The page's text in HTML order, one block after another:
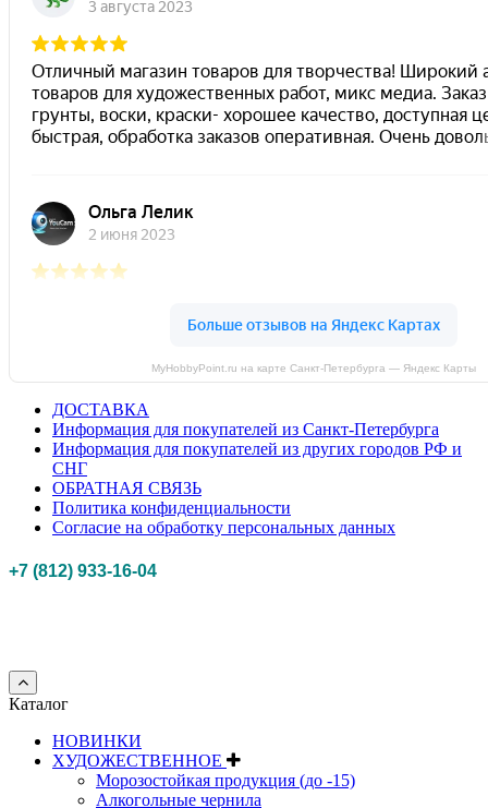
MyHobbyPoint.ru на карте Санкт‑Петербурга — Яндекс Карты
ДОСТАВКА
Информация для покупателей из Санкт-Петербурга
Информация для покупателей из других городов РФ и
СНГ
ОБРАТНАЯ СВЯЗЬ
Политика конфиденциальности
Согласие на обработку персональных данных
+7 (812) 933-16-04
Каталог
НОВИНКИ
ХУДОЖЕСТВЕННОЕ
Морозостойкая продукция (до -15)
Алкогольные чернила